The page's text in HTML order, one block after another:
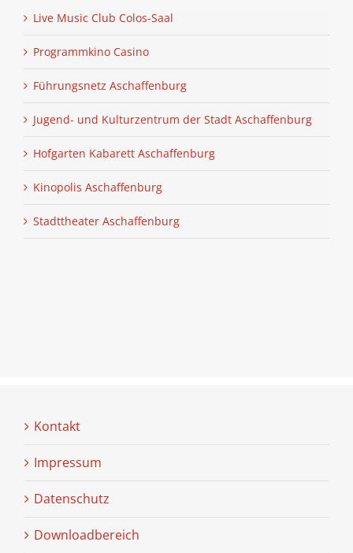
Live Music Club Colos-Saal
Programmkino Casino
Führungsnetz Aschaffenburg
Jugend- und Kulturzentrum der Stadt Aschaffenburg
Hofgarten Kabarett Aschaffenburg
Kinopolis Aschaffenburg
Stadttheater Aschaffenburg
Kontakt
Impressum
Datenschutz
Downloadbereich